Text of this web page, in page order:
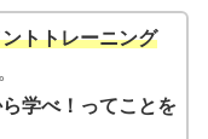
トトレーニング
学べ！ってことを